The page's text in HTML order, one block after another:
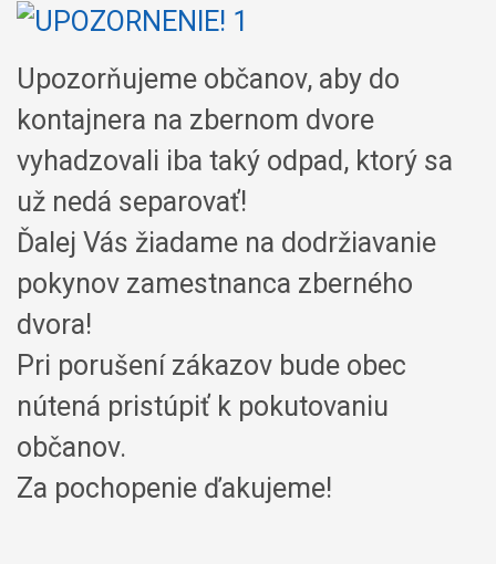
Upozorňujeme občanov, aby do
kontajnera na zbernom dvore
vyhadzovali iba taký odpad, ktorý sa
už nedá separovať!
Ďalej Vás žiadame na dodržiavanie
pokynov zamestnanca zberného
dvora!
Pri porušení zákazov bude obec
nútená pristúpiť k pokutovaniu
občanov.
Za pochopenie ďakujeme!